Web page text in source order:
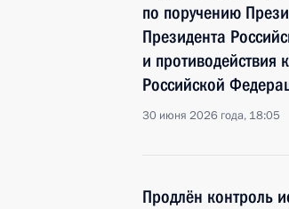
по поручению
Президента
и
Российской
30 июня 2026 года, 18:05
Продлён контроль